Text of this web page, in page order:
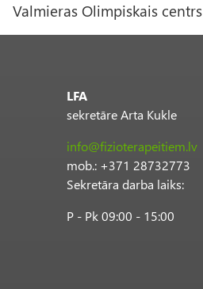
Valmieras Olimpiskais centrs
LFA
sekretāre Arta Kukle
info@fizioterapeitiem.lv
mob.: +371 28732773
Sekretāra darba laiks:
P - Pk 09:00 - 15:00